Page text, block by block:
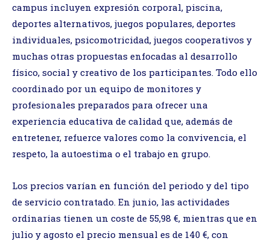
campus incluyen expresión corporal, piscina,
deportes alternativos, juegos populares, deportes
individuales, psicomotricidad, juegos cooperativos y
muchas otras propuestas enfocadas al desarrollo
físico, social y creativo de los participantes. Todo ello
coordinado por un equipo de monitores y
profesionales preparados para ofrecer una
experiencia educativa de calidad que, además de
entretener, refuerce valores como la convivencia, el
respeto, la autoestima o el trabajo en grupo.
Los precios varían en función del periodo y del tipo
de servicio contratado. En junio, las actividades
ordinarias tienen un coste de 55,98 €, mientras que en
julio y agosto el precio mensual es de 140 €, con